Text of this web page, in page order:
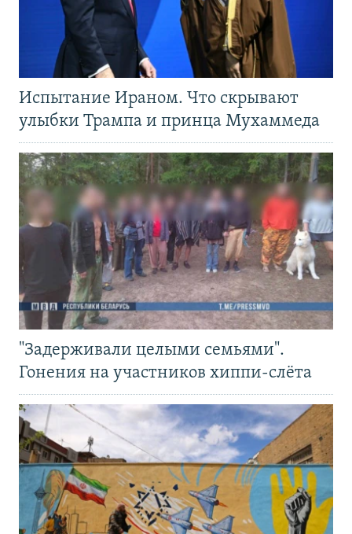
Испытание Ираном. Что скрывают
улыбки Трампа и принца Мухаммеда
"Задерживали целыми семьями".
Гонения на участников хиппи-слёта